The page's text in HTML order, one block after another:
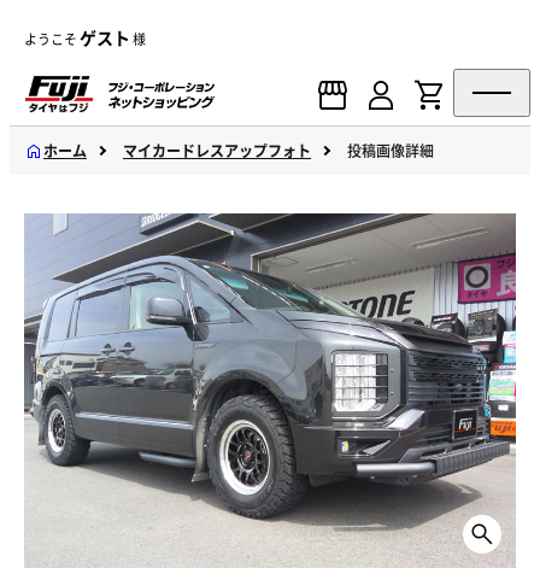
ようこそゲスト 様
ホーム マイカードレスアップフォト 投稿画像詳細